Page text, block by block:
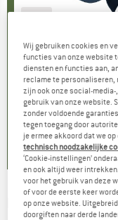
Piece
prijs
)
MERK
BARTS
Artikel
Women's
Pet
€ 24,95€
BARTS -
Wij gebruiken cookies en
functies van onze website
diensten en functies aan,
reclame te
zijn ook onze social-
gebruik van onze website.
zonder voldoende
tegen toegang door
je ermee akkoord dat we
technisch noodzakelijke
‘Cookie-instellingen’
en ook altijd weer
voor het gebruik van deze
of voor de eerste keer
op onze website.
doorgiften naar derde